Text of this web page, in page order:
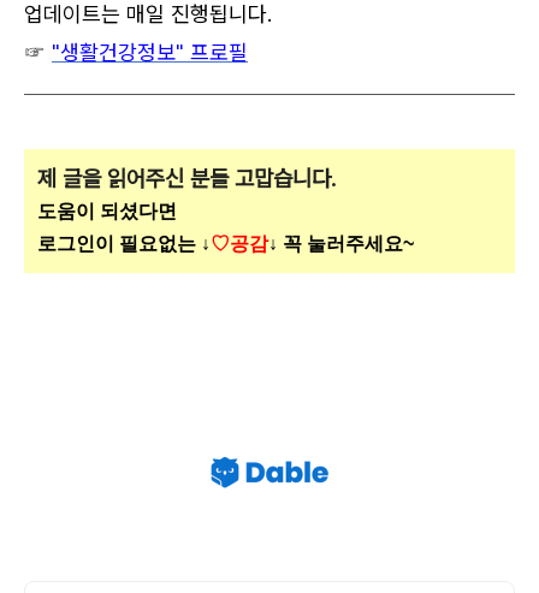
업데이트는 매일 진행됩니다.
☞ "생활건강정보" 프로필
제 글을 읽어주신 분들 고맙습니다.
도움이 되셨다면
로그인이 필요없는 ↓♡공감↓ 꼭 눌러주세요~